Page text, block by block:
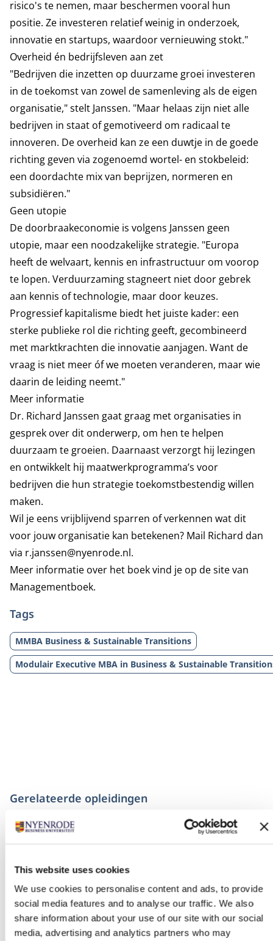
This website uses cookies
We use cookies to personalise content and ads, to provide
social media features and to analyse our traffic. We also
share information about your use of our site with our social
media, advertising and analytics partners who may
risico's te nemen, maar beschermen vooral hun
positie. Ze investeren relatief weinig in onderzoek,
innovatie en startups, waardoor vernieuwing stokt."
Overheid én bedrijfsleven aan zet
"Bedrijven die inzetten op duurzame groei investeren
in de toekomst van zowel de samenleving als de eigen
organisatie," stelt Janssen. "Maar helaas zijn niet alle
bedrijven in staat of gemotiveerd om radicaal te
innoveren. De overheid kan ze een duwtje in de goede
richting geven via zogenoemd wortel- en stokbeleid:
een doordachte mix van beprijzen, normeren en
subsidiëren."
Geen utopie
De doorbraakeconomie is volgens Janssen geen
utopie, maar een noodzakelijke strategie. "Europa
heeft de welvaart, kennis en infrastructuur om voorop
te lopen. Verduurzaming stagneert niet door gebrek
aan kennis of technologie, maar door keuzes.
Progressief kapitalisme biedt het juiste kader: een
sterke publieke rol die richting geeft, gecombineerd
met marktkrachten die innovatie aanjagen. Want de
vraag is niet meer óf we moeten veranderen, maar wie
daarin de leiding neemt."
Meer informatie
Dr. Richard Janssen gaat graag met organisaties in
gesprek over dit onderwerp, om hen te helpen
duurzaam te groeien. Daarnaast verzorgt hij lezingen
en ontwikkelt hij maatwerkprogramma’s voor
bedrijven die hun strategie toekomstbestendig willen
maken.
Wil je eens vrijblijvend sparren of verkennen wat dit
voor jouw organisatie kan betekenen? Mail Richard dan
via r.janssen@nyenrode.nl.
Meer informatie over het boek vind je op de site van
Managementboek.
Tags
MMBA Business & Sustainable Transitions
Modulair Executive MBA in Business & Sustainable
Gerelateerde opleidingen